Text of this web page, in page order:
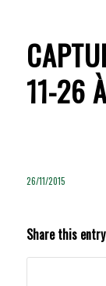
11-26
26/11/2015
Share this entry